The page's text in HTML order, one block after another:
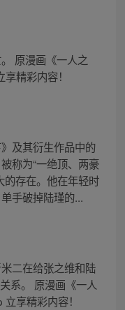
原漫画《一人之
精彩内容！
及其衍生作品中的
称为“一绝顶、两豪
的存在。他在年轻时
手破掉陆瑾的...
二在给张之维和陆
系。 原漫画《一人
享精彩内容！